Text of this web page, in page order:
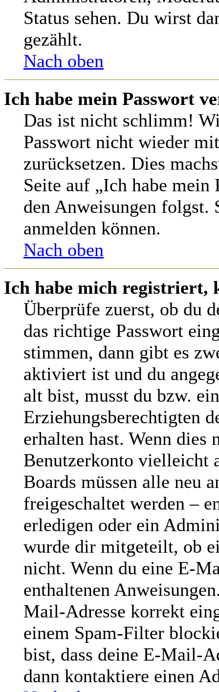
Status sehen. Du wirst
gezählt.
Nach oben
Ich habe mein Passwort
Das ist nicht schlimm!
Passwort nicht wieder
zurücksetzen. Dies
Seite auf „Ich habe mein
den Anweisungen folgst.
anmelden können.
Nach oben
Ich habe mich registriert,
Überprüfe zuerst, ob du
das richtige Passwort
stimmen, dann gibt es
aktiviert ist und du
alt bist, musst du bzw.
Erziehungsberechtigten
erhalten hast. Wenn
Benutzerkonto vielleicht
Boards müssen alle neu
freigeschaltet werden –
erledigen oder ein
wurde dir mitgeteilt, ob
nicht. Wenn du eine E-
enthaltenen
Mail-Adresse korrekt
einem Spam-Filter
bist, dass deine E-Mail-
dann kontaktiere einen